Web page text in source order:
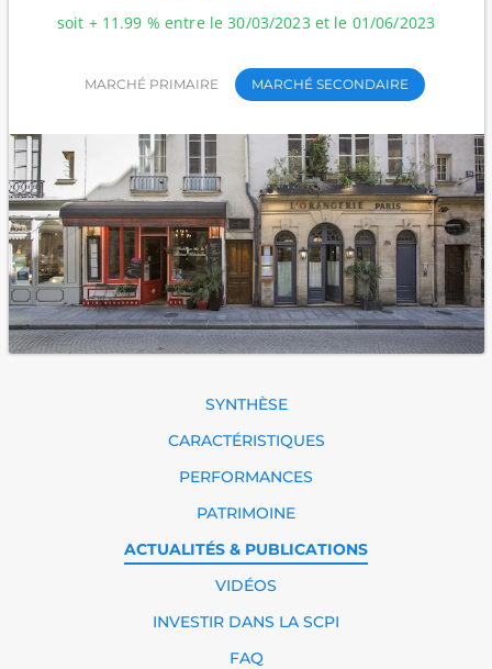
soit + 11.99 % entre le 30/03/2023 et le 01/06/2023
MARCHÉ PRIMAIRE MARCHÉ SECONDAIRE
SYNTHÈSE
CARACTÉRISTIQUES
PERFORMANCES
PATRIMOINE
ACTUALITÉS & PUBLICATIONS
VIDÉOS
INVESTIR DANS LA SCPI
FAQ